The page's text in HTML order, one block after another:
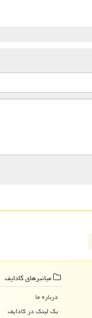
میانبرهای كادایف
درباره ما
بک لینک در كادایف